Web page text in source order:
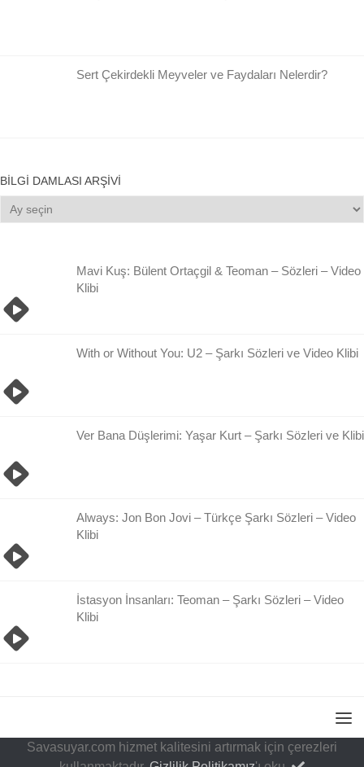
Sert Çekirdekli Meyveler ve Faydaları Nelerdir?
BILGI DAMLASI ARŞIVI
Bilgi
Damlası
Mavi Kuş: Bülent Ortaçgil & Teoman – Sözleri – Video
Klibi
With or Without You: U2 – Şarkı Sözleri ve Video Klibi
Ver Bana Düşlerimi: Yaşar Kurt – Şarkı Sözleri ve Klibi
Always: Jon Bon Jovi – Türkçe Şarkı Sözleri – Video
Klibi
İstasyon İnsanları: Teoman – Şarkı Sözleri – Video
Klibi
Savasuyar.com hizmet kalitesini artırmak için çerezleri